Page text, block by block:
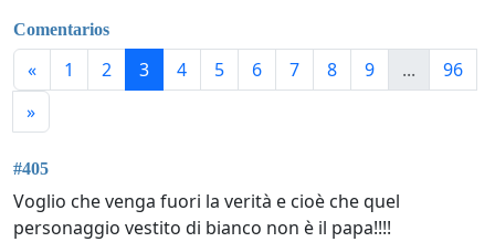
Comentarios
« 1 2 3 4 5 6 7 8 9 ...
96
»
#405
Voglio che venga fuori la verità e cioè che quel
personaggio vestito di bianco non è il papa!!!!